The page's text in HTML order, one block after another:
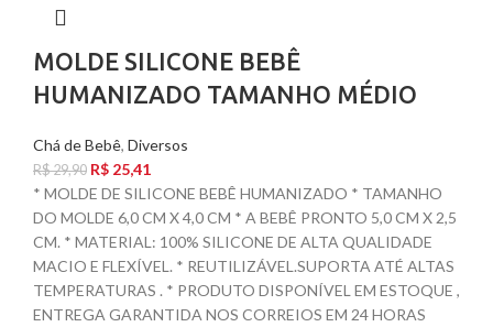
MOLDE SILICONE BEBÊ
HUMANIZADO TAMANHO MÉDIO
Chá de Bebê, Diversos
R$29,90 R$ 25,41
* MOLDE DE SILICONE BEBÊ HUMANIZADO * TAMANHO
DO MOLDE 6,0 CM X 4,0 CM * A BEBÊ PRONTO 5,0 CM X 2,5
CM. * MATERIAL: 100% SILICONE DE ALTA QUALIDADE
MACIO E FLEXÍVEL. * REUTILIZÁVEL.SUPORTA ATÉ ALTAS
TEMPERATURAS . * PRODUTO DISPONÍVEL EM ESTOQUE ,
ENTREGA GARANTIDA NOS CORREIOS EM 24 HORAS